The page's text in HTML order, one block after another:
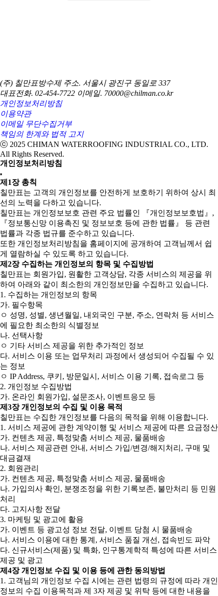
(주) 칠만표방수제 주소. 서울시 광진구 동일로 337
대표전화. 02-454-7722 이메일. 70000@chilman.co.kr
개인정보처리방침
이용약관
이메일 무단수집거부
책임의 한계와 법적 고지
ⓒ 2025 CHIMAN WATERROOFING INDUSTRIAL CO., LTD.
All Rights Reserved.
개인정보처리방침
제1장 총칙
칠만표는 고객의 개인정보를 안전하게 보호하기 위하여 상시 최
선의 노력을 다하고 있습니다.
칠만표는 개인정보보호 관련 주요 법률인 『개인정보보호법』,
『정보통신망 이용촉진 및 정보보호 등에 관한 법률』 등 관련
법률과 각종 법규를 준수하고 있습니다.
또한 개인정보처리방침을 홈페이지에 공개하여 고객님께서 쉽
게 열람하실 수 있도록 하고 있습니다.
제2장 수집하는 개인정보의 항목 및 수집방법
칠만표는 회원가입, 원활한 고객상담, 각종 서비스의 제공을 위
하여 아래와 같이 최소한의 개인정보만을 수집하고 있습니다.
1. 수집하는 개인정보의 항목
가. 필수항목
ㅇ 성명, 성별, 생년월일, 내외국인 구분, 주소, 연락처 등 서비스
에 필요한 최소한의 식별정보
나. 선택사항
ㅇ 기타 서비스 제공을 위한 추가적인 정보
다. 서비스 이용 또는 업무처리 과정에서 생성되어 수집될 수 있
는 정보
ㅇ IP Address, 쿠키, 방문일시, 서비스 이용 기록, 접속로그 등
2. 개인정보 수집방법
가. 온라인 회원가입, 설문조사, 이벤트응모 등
제3장 개인정보의 수집 및 이용 목적
칠만표는 수집한 개인정보를 다음의 목적을 위해 이용합니다.
1. 서비스 제공에 관한 계약이행 및 서비스 제공에 따른 요금정산
가. 컨텐츠 제공, 특정맞춤 서비스 제공, 물품배송
나. 서비스 제공관련 안내, 서비스 가입/변경/해지처리, 구매 및
대금결재
2. 회원관리
가. 컨텐츠 제공, 특정맞춤 서비스 제공, 물품배송
나. 가입의사 확인, 분쟁조정을 위한 기록보존, 불만처리 등 민원
처리
다. 고지사항 전달
3. 마케팅 및 광고에 활용
가. 이벤트 등 광고성 정보 전달, 이벤트 당첨 시 물품배송
나. 서비스 이용에 대한 통계, 서비스 품질 개선, 접속빈도 파악
다. 신규서비스(제품) 및 특화, 인구통계학적 특성에 따른 서비스
제공 및 광고
제4장 개인정보 수집 및 이용 등에 관한 동의방법
1. 고객님의 개인정보 수집 시에는 관련 법령의 규정에 따라 개인
정보의 수집 이용목적과 제 3자 제공 및 위탁 등에 대한 내용을